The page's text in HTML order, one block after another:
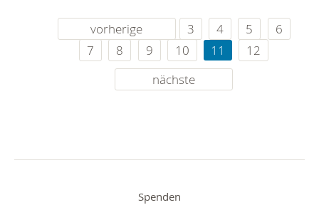
vorherige 3 4 5
6
7
8 9 10 11
12
nächste
Spenden